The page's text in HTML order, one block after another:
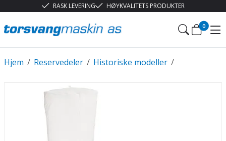
RASK LEVERING HØYKVALITETS PRODUKTER
0
/
Hjem /
Reservedeler /
Historiske modeller